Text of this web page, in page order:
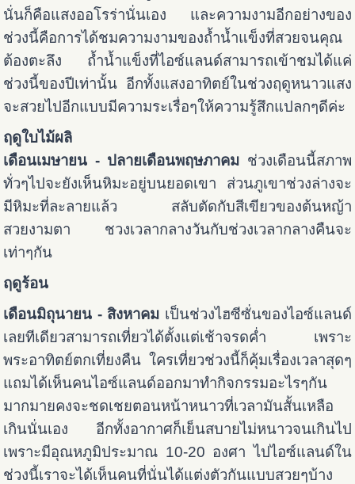
นั่นก็คือแสงออโรร่านั่นเอง และความงามอีกอย่างของ
ช่วงนี้คือการได้ชมความงามของถ้ำน้ำแข็งที่สวยจนคุณ
ต้องตะลึง ถ้ำน้ำแข็งที่ไอซ์แลนด์สามารถเข้าชมได้แค่
ช่วงนี้ของปีเท่านั้น อีกทั้งแสงอาทิตย์ในช่วงฤดูหนาวแสง
จะสวยไปอีกแบบมีความระเรื่อๆให้ความรู้สึกแปลกๆดีค่ะ
ฤดูใบไม้ผลิ
เดือนเมษายน - ปลายเดือนพฤษภาคม ช่วงเดือนนี้สภาพ
ทั่วๆไปจะยังเห็นหิมะอยู่บนยอดเขา ส่วนภูเขาช่วงล่างจะ
มีหิมะที่ละลายแล้ว สลับตัดกับสีเขียวของต้นหญ้า
สวยงามตา ชวงเวลากลางวันกับช่วงเวลากลางคืนจะ
เท่าๆกัน
ฤดูร้อน
เดือนมิถุนายน - สิงหาคม เป็นช่วงไฮซีซั่นของไอซ์แลนด์
เลยทีเดียวสามารถเที่ยวได้ตั้งแต่เช้าจรดค่ำ เพราะ
พระอาทิตย์ตกเที่ยงคืน ใครเที่ยวช่วงนี้ก็คุ้มเรื่องเวลาสุดๆ
แถมได้เห็นคนไอซ์แลนด์ออกมาทำกิจกรรมอะไรๆกัน
มากมายคงจะชดเชยตอนหน้าหนาวที่เวลามันสั้นเหลือ
เกินนั่นเอง อีกทั้งอากาศก็เย็นสบายไม่หนาวจนเกินไป
เพราะมีอุณหภูมิประมาณ 10-20 องศา ไปไอซ์แลนด์ใน
ช่วงนี้เราจะได้เห็นคนที่นั่นได้แต่งตัวกันแบบสวยๆบ้าง